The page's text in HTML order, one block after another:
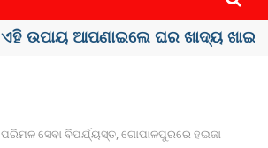
ସବୁଠୁ ମହଙ୍ଗା ସେଲିବ୍ରିଟି ଶାହରୁଖ ଖାନ୍
ପରିମଳ ସେବା ବିପର୍ଯ୍ୟସ୍ତ, ଗୋପାଳପୁରରେ ହଇଜା